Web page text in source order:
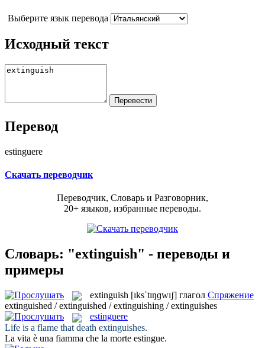
Выберите язык перевода
Исходный текст
Перевод
estinguere
Скачать переводчик
Переводчик, Словарь и Разговорник,
20+ языков, избранные переводы.
Словарь: "extinguish" - переводы и
примеры
extinguish [ɪksˈtɪŋɡwɪʃ] глагол Спряжение
extinguished / extinguished / extinguishing / extinguishes
estinguere
Life is a flame that death extinguishes.
La vita è una fiamma che la morte estingue.